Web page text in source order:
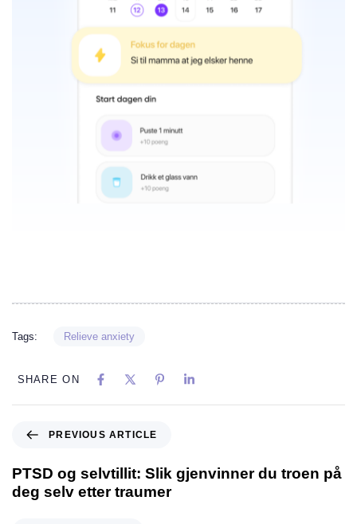
Tags: Relieve anxiety
SHARE ON
PREVIOUS ARTICLE
PTSD og selvtillit: Slik gjenvinner du troen på
deg selv etter traumer